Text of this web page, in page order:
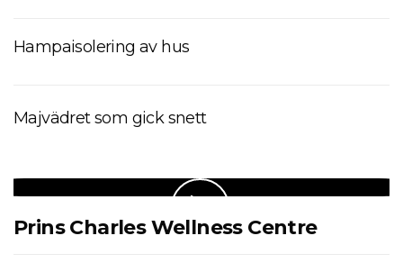
Hampaisolering av hus
Majvädret som gick snett
Prins Charles Wellness Centre